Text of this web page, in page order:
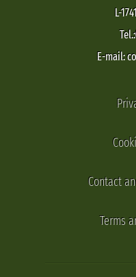
L-
E-mail:
Contact
Terms